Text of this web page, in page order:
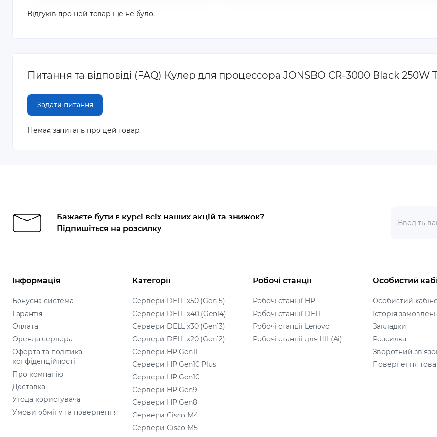
Відгуків про цей товар ще не було.
Питання та відповіді (FAQ) Кулер для процессора JONSBO CR-3000 Black 250W
Задати питання
Немає запитань про цей товар.
Бажаєте бути в курсі всіх наших акцій та знижок?
Підпишіться на розсилку
Інформація
Бонусна система
Гарантія
Оплата
Оренда сервера
Оферта та політика
конфіденційності
Про компанію
Доставка
Угода користувача
Умови обміну та повернення
Категорії
Сервери DELL x50 (Gen15)
Сервери DELL x40 (Gen14)
Сервери DELL x30 (Gen13)
Сервери DELL x20 (Gen12)
Сервери HP Gen11
Сервери HP Gen10 Plus
Сервери HP Gen10
Сервери HP Gen9
Сервери HP Gen8
Сервери Cisco M4
Сервери Cisco M5
Робочі станції
Робочі станції HP
Робочі станції DELL
Робочі станції Lenovo
Робочі станціі для ШІ (Ai)
Особистий
Особистий
Історія
Закладки
Розсилка
Зворотний
Повернення